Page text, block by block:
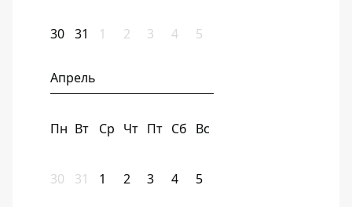
30 31 1 2 3 4 5
Апрель
Пн Вт Ср Чт Пт Сб Вс
30 31 1 2 3 4 5